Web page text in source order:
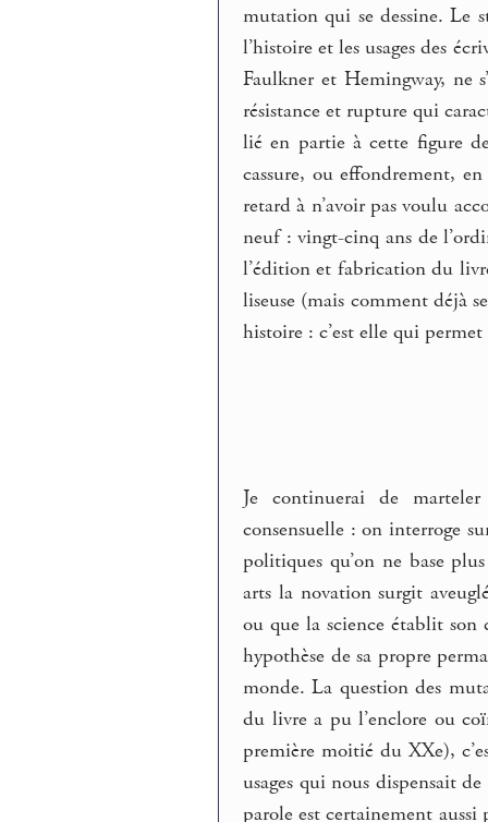
mutation qui se dessine. Le
l’histoire et les usages des
Faulkner et Hemingway, ne
résistance et rupture qui
lié en partie à cette figure
cassure, ou effondrement,
retard à n’avoir pas voulu
neuf : vingt-cinq ans de
l’édition et fabrication du
liseuse (mais comment déjà
histoire : c’est elle qui
Je continuerai de
consensuelle : on interroge
politiques qu’on ne base
arts la novation surgit
ou que la science établit son
hypothèse de sa propre
monde. La question des
du livre a pu l’enclore ou
première moitié du XXe),
usages qui nous dispensait
parole est certainement